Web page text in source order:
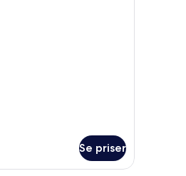
Se priser